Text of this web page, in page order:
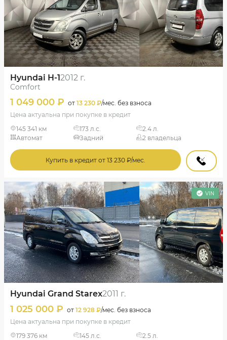
Hyundai H-12012 г.
Comfort
1 049 000 ₽ от 13 230 ₽/мес. без взноса
Цена актуальна при покупке в кредит
145 341 км
173 л.с.
2.4 л.
Автомат
Задний 2 владельца
Купить в кредит от 13 230 ₽/мес.
VIN
Hyundai Grand Starex2011 г.
1 025 000 ₽ от 12 928 ₽/мес. без взноса
Цена актуальна при покупке в кредит
179 376 км
145 л.с.
2.5 л.